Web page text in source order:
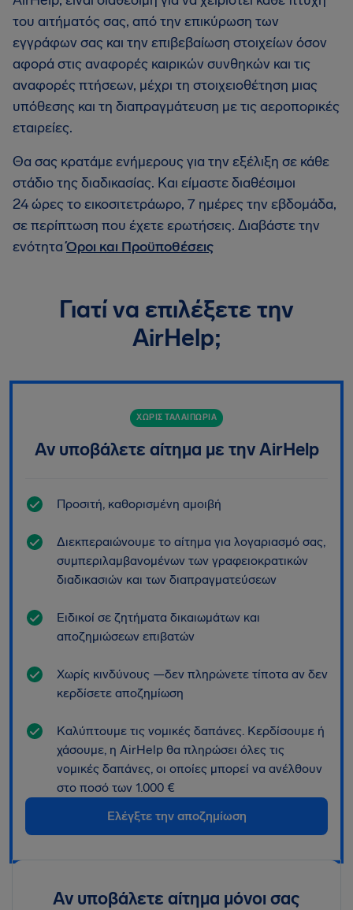
του αιτήματός σας, από την επικύρωση των
εγγράφων σας και την επιβεβαίωση στοιχείων όσον
αφορά στις αναφορές καιρικών συνθηκών και τις
αναφορές πτήσεων, μέχρι τη στοιχειοθέτηση μιας
υπόθεσης και τη διαπραγμάτευση με τις αεροπορικές
εταιρείες.
Θα σας κρατάμε ενήμερους για την εξέλιξη σε κάθε
στάδιο της διαδικασίας. Και είμαστε διαθέσιμοι
24 ώρες το εικοσιτετράωρο, 7 ημέρες την εβδομάδα,
σε περίπτωση που έχετε ερωτήσεις. Διαβάστε την
ενότηταΌροι και Προϋποθέσεις
Γιατί να επιλέξετε την
AirHelp;
Αν υποβάλετε αίτημα μόνοι σας
ΧΩΡΙΣ ΤΑΛΑΙΠΩΡΙΑ
Αν υποβάλετε αίτημα με την AirHelp
Προσιτή, καθορισμένη αμοιβή
Διεκπεραιώνουμε το αίτημα για λογαριασμό σας,
συμπεριλαμβανομένων των γραφειοκρατικών
διαδικασιών και των διαπραγματεύσεων
Ειδικοί σε ζητήματα δικαιωμάτων και
αποζημιώσεων επιβατών
Χωρίς κινδύνους —δεν πληρώνετε τίποτα αν δεν
κερδίσετε αποζημίωση
Καλύπτουμε τις νομικές δαπάνες. Κερδίσουμε ή
χάσουμε, η AirHelp θα πληρώσει όλες τις
νομικές δαπάνες, οι οποίες μπορεί να ανέλθουν
στο ποσό των 1.000 €
Ελέγξτε την αποζημίωση